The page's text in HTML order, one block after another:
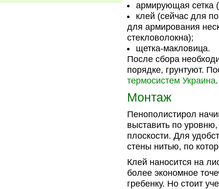
армирующая сетка
клей (сейчас для
для армирования
стекловолокна);
щетка-макловица.
После сбора
порядке, грунтуют.
термосистем Украина.
Монтаж
Пенополистирол
выставить по
плоскости. Для
стены нитью, по
Клей наносится на
более экономное
гребенку. Но стоит